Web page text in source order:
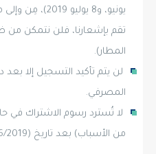
يونيو، و8 يوليو
تقم بإشعارنا، فلن نتمكن من
المطار).
لن يتم تأكيد التسجيل إلا بعد
المصرفي.
لا تُسترد رسوم الاشتراك في
من الأسباب) بعد تاريخ (14/06/2019م).